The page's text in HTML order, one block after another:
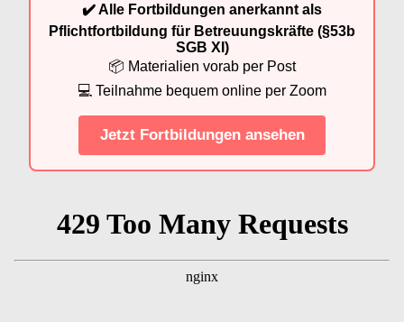
✔️ Alle Fortbildungen anerkannt als
Pflichtfortbildung für Betreuungskräfte (§53b
SGB XI)
📦 Materialien vorab per Post
💻 Teilnahme bequem online per Zoom
Jetzt Fortbildungen ansehen